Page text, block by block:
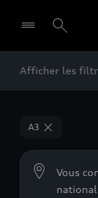
Afficher les
A3
Vous